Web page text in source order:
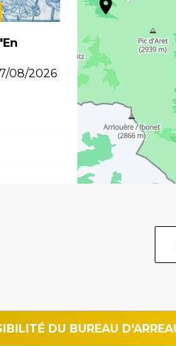
08/2026
DU BUREAU